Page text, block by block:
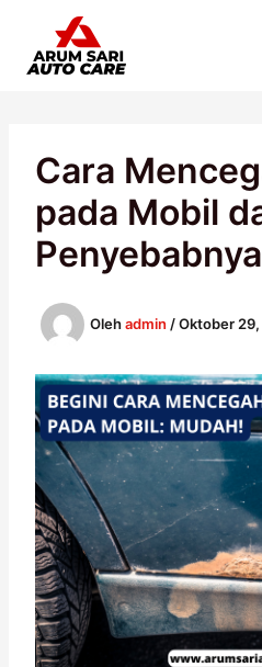
konten
Cara
pada Mobil
Penyebabnya
Olehadmin /Oktober